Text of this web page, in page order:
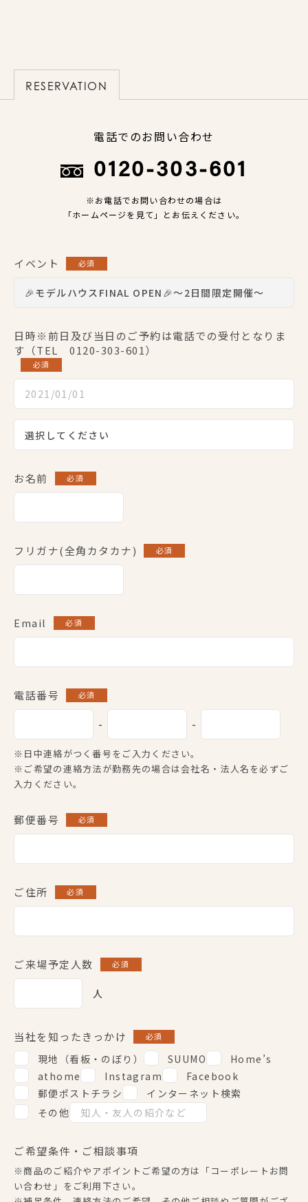
RESERVATION
電話でのお問い合わせ
0120-303-601
※お電話でお問い合わせの場合は
「ホームページを見て」とお伝えください。
イベント 必須
日時※前日及び当日のご予約は電話での受付となりま
す（TEL 0120-303-601）
必須
お名前 必須
フリガナ(全角カタカナ) 必須
Email 必須
電話番号 必須
- -
※日中連絡がつく番号をご入力ください。
※ご希望の連絡方法が勤務先の場合は会社名・法人名を必ずご
入力ください。
郵便番号 必須
ご住所 必須
ご来場予定人数 必須
人
当社を知ったきっかけ 必須
現地（看板・のぼり） SUUMO
Home’s
athome
Instagram
Facebook
郵便ポストチラシ
インターネット検索
その他
ご希望条件・ご相談事項
※商品のご紹介やアポイントご希望の方は 「コーポレートお問
い合わせ」
をご利用下さい。